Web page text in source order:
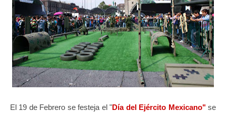
El 19 de Febrero se festeja el "Día del Ejército Mexicano" se